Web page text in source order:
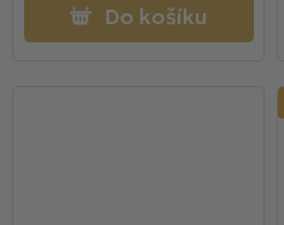
Do košíku